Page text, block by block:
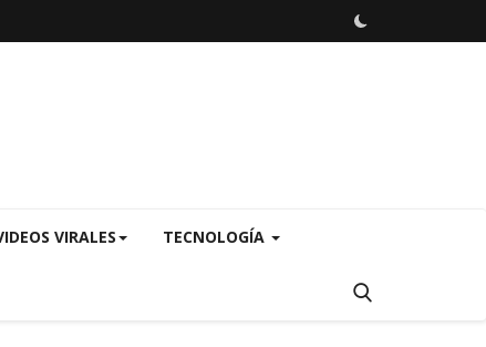
VIRALES TECNOLOGÍA